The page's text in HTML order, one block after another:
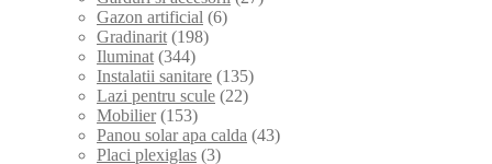
Gazon artificial (6)
Gradinarit (198)
Iluminat (344)
Instalatii sanitare (135)
Lazi pentru scule (22)
Mobilier (153)
Panou solar apa calda (43)
Placi plexiglas (3)